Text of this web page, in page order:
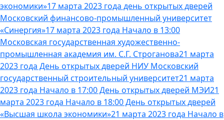
экономики»17 марта 2023 года день открытых дверей
Московский финансово-промышленный университет
«Синергия»17 марта 2023 года Начало в 13:00
Московская государственная художественно-
промышленная академия им. С.Г. Строганова21 марта
2023 года День открытых дверей НИУ Московский
государственный строительный университет21 марта
2023 года Начало в 17:00 День открытых дверей МЭИ21
марта 2023 года Начало в 18:00 День открытых дверей
«Высшая школа экономики»21 марта 2023 года Начало в